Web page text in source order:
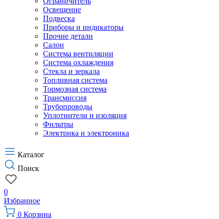
Освещение
Подвеска
Приборы и индикаторы
Прочие детали
Салон
Система вентиляции
Система охлаждения
Стекла и зеркала
Топливная система
Тормозная система
Трансмиссия
Трубопроводы
Уплотнители и изоляция
Фильтры
Электрика и электроника
Каталог
Поиск
0
Избранное
0 Корзина